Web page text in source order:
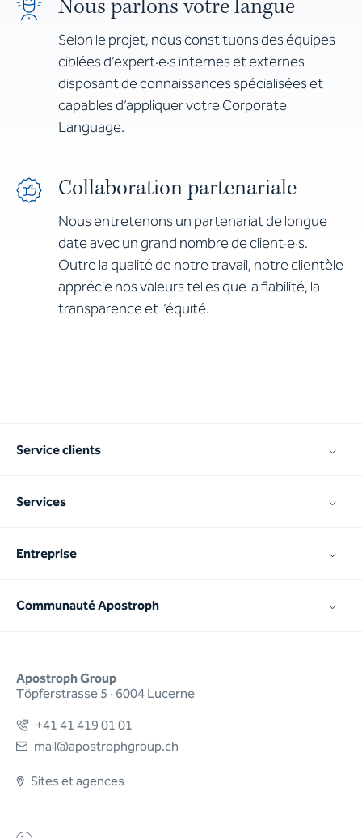
Nous parlons votre langue
Selon le projet, nous constituons des équipes
ciblées d’expert·e·s internes et externes
disposant de connaissances spécialisées et
capables d’appliquer votre Corporate
Language.
Collaboration partenariale
Nous entretenons un partenariat de longue
date avec un grand nombre de client·e·s.
Outre la qualité de notre travail, notre clientèle
apprécie nos valeurs telles que la fiabilité, la
transparence et l’équité.
Apostroph Group
Töpferstrasse 5 · 6004 Lucerne
+41 41 419 01 01
mail@apostrophgroup.ch
Sites et agences
Service clients
Services
Entreprise
Communauté Apostroph